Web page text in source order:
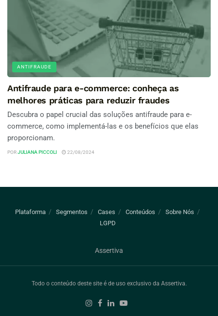
ANTIFRAUDE
Antifraude para e-commerce: conheça as
melhores práticas para reduzir fraudes
Descubra o papel crucial das soluções antifraude para e-
commerce, como implementá-las e os benefícios que elas
proporcionam.
PORJULIANA PICCOLI 22/08/2024
Plataforma Segmentos Cases Conteúdos
Sobre Nós
LGPD
Assertiva
Todo o conteúdo deste site é de uso exclusivo da Assertiva.